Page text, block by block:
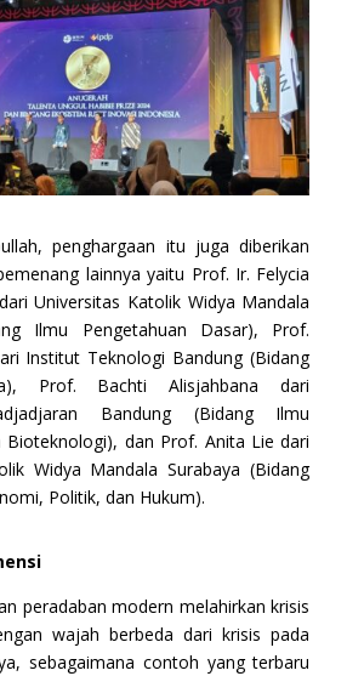
penghargaan itu juga diberikan
lainnya yaitu Prof. Ir. Felycia
Universitas Katolik Widya Mandala
Ilmu Pengetahuan Dasar), Prof.
Institut Teknologi Bandung (Bidang
Prof. Bachti Alisjahbana dari
Bandung (Bidang Ilmu
Bioteknologi), dan Prof. Anita Lie dari
Widya Mandala Surabaya (Bidang
Politik, dan Hukum).
peradaban modern melahirkan krisis
wajah berbeda dari krisis pada
sebagaimana contoh yang terbaru